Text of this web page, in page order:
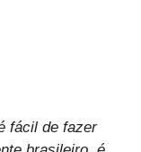
fácil de fazer